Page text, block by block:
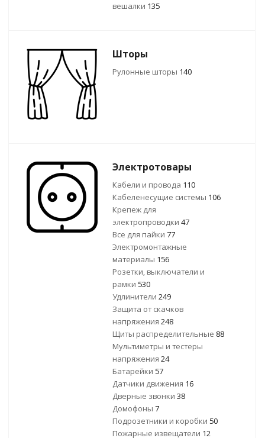
вешалки 135
Шторы
Рулонные шторы 140
Электротовары
Кабели и провода 110
Кабеленесущие системы 106
Крепеж для
электропроводки 47
Все для пайки 77
Электромонтажные
материалы 156
Розетки, выключатели и
рамки 530
Удлинители 249
Защита от скачков
напряжения 248
Щиты распределительные 88
Мультиметры и тестеры
напряжения 24
Батарейки 57
Датчики движения 16
Дверные звонки 38
Домофоны 7
Подрозетники и коробки 50
Пожарные извещатели 12